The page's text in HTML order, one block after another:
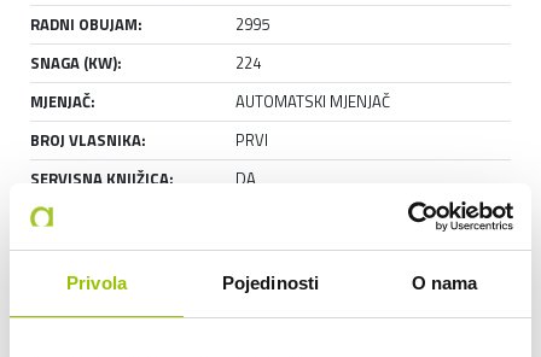
Privola Pojedinosti O nama
RADNI OBUJAM:
2995
SNAGA (KW):
224
MJENJAČ:
AUTOMATSKI MJENJAČ
BROJ VLASNIKA:
PRVI
SERVISNA KNJIŽICA:
DA
GARAŽIRAN:
STANJE:
RABLJENO
Kupljen nov u Hrvatskoj kod ovlaštenog trgovca.1.